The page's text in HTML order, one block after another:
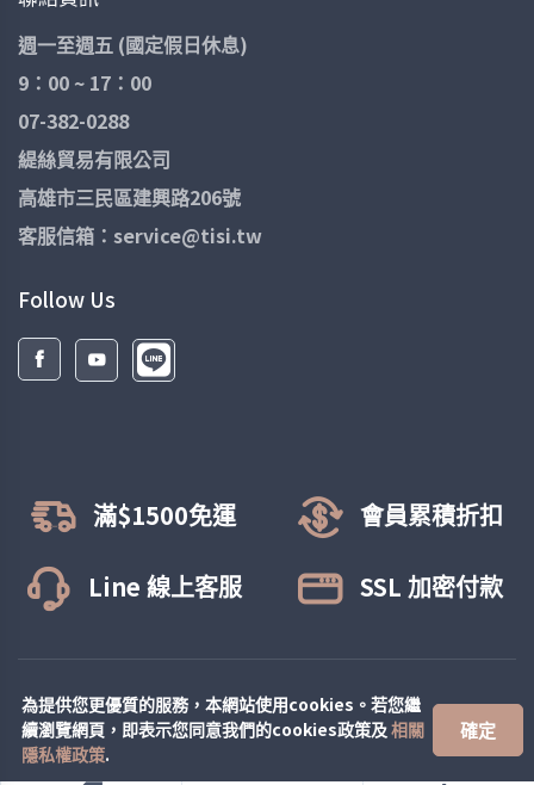
為提供您更優質的服務，本網站使用cookies。若您繼
續瀏覽網頁，即表示您同意我們的cookies政策及相關
隱私權政策.
確定
此產品較緊，穿著難度偏高，故
襪子下水浸泡晾乾後會有縮水，
所屬正常現象。
第一次購買請依照尺寸表挑選，
後續可依個人穿著感，
斟酌減一個尺寸購買。
週一至週五 (國定假日休息)
9：00 ~ 17：00
07-382-0288
緹絲貿易有限公司
高雄市三民區建興路206號
客服信箱：service@tisi.tw
Follow Us
滿$1500免運 會員累積折扣
Line 線上客服 SSL 加密付款
© All rights reserved. 緹絲彈性襪